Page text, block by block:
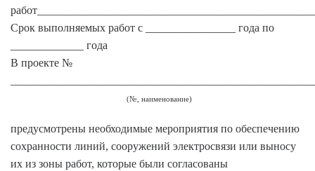
Срок выполняемых работ с ________________ года по
_____________ года
В проекте №
(№, наименование)
предусмотрены необходимые мероприятия по обеспечению
сохранности линий, сооружений электросвязи или выносу
их из зоны работ, которые были согласованы